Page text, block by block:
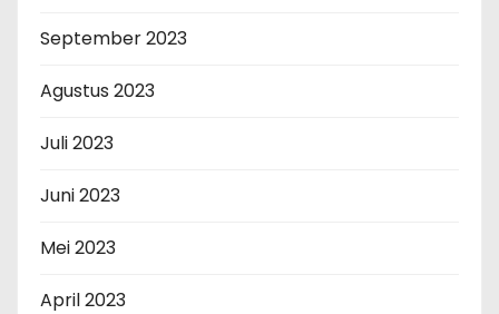
September 2023
Agustus 2023
Juli 2023
Juni 2023
Mei 2023
April 2023